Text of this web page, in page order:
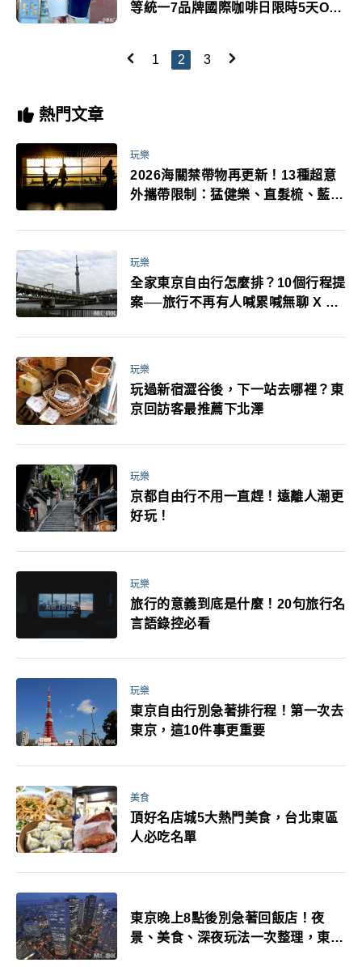
等統一7品牌國際咖啡日限時5天OP
1 2 3
熱門文章
玩樂
2026海關禁帶物再更新！13種超意
外攜帶限制：猛健樂、直髮梳、藍牙
萬！注意事項一次看！
玩樂
全家東京自由行怎麼排？10個行程提
案──旅行不再有人喊累喊無聊 X 爸
玩樂
玩過新宿澀谷後，下一站去哪裡？東
京回訪客最推薦下北澤
玩樂
京都自由行不用一直趕！遠離人潮更
好玩！
玩樂
旅行的意義到底是什麼！20句旅行名
言語錄控必看
玩樂
東京自由行別急著排行程！第一次去
東京，這10件事更重要
美食
頂好名店城5大熱門美食，台北東區
人必吃名單
東京晚上8點後別急著回飯店！夜
景、美食、深夜玩法一次整理，東京